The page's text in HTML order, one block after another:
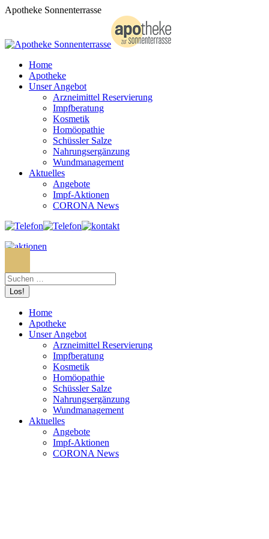
Zum
Apotheke Sonnenterrasse
Home
Apotheke
Unser Angebot
Arzneimittel Reservierung
Impfberatung
Kosmetik
Homöopathie
Schüssler Salze
Nahrungsergänzung
Wundmanagement
Aktuelles
Angebote
Impf-Aktionen
CORONA News
Home
Apotheke
Unser Angebot
Arzneimittel Reservierung
Impfberatung
Kosmetik
Homöopathie
Schüssler Salze
Nahrungsergänzung
Wundmanagement
Aktuelles
Angebote
Impf-Aktionen
CORONA News